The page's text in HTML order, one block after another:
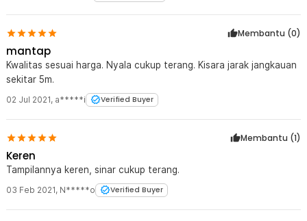
Membantu (0)
mantap
Kwalitas sesuai harga. Nyala cukup terang. Kisara jarak jangkauan
sekitar 5m.
02 Jul 2021, a*****i Verified Buyer
Membantu (1)
Keren
Tampilannya keren, sinar cukup terang.
03 Feb 2021, N*****o Verified Buyer